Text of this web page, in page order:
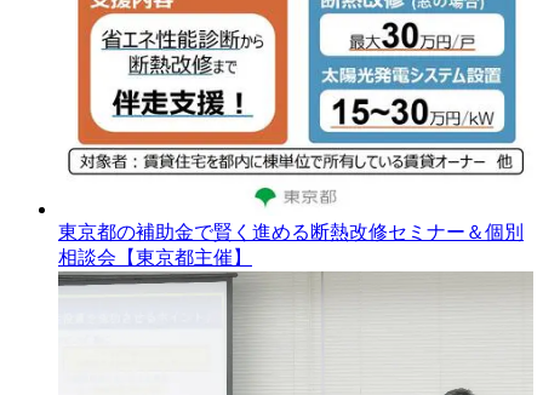
東京都の補助金で賢く進める断熱改修セミナー＆個別
相談会【東京都主催】